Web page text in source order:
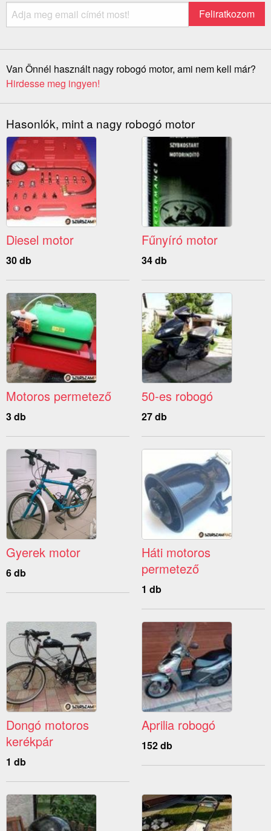
Van Önnél használt nagy robogó motor, ami nem kell már?
Hirdesse meg ingyen!
Hasonlók, mint a nagy robogó motor
Diesel motor
30 db
Fűnyíró motor
34 db
Motoros permetező
3 db
50-es robogó
27 db
Gyerek motor
6 db
Háti motoros
permetező
1 db
Dongó motoros
kerékpár
1 db
Aprilia robogó
152 db